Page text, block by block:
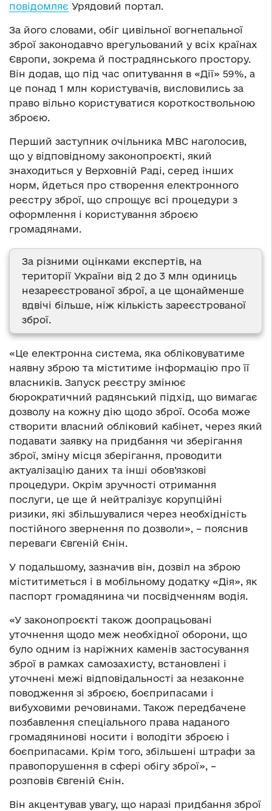
повідомляє Урядовий портал.
За його словами, обіг цивільної вогнепальної
зброї законодавчо врегульований у всіх країнах
Європи, зокрема й пострадянського простору.
Він додав, що під час опитування в «Дії» 59%, а
це понад 1 млн користувачів, висловились за
право вільно користуватися короткоствольною
зброєю.
Перший заступник очільника МВС наголосив,
що у відповідному законопроєкті, який
знаходиться у Верховній Раді, серед інших
норм, йдеться про створення електронного
реєстру зброї, що спрощує всі процедури з
оформлення і користування зброєю
громадянами.
За різними оцінками експертів, на
території України від 2 до 3 млн одиниць
незареєстрованої зброї, а це щонайменше
вдвічі більше, ніж кількість зареєстрованої
зброї.
«Це електронна система, яка обліковуватиме
наявну зброю та міститиме інформацію про її
власників. Запуск реєстру змінює
бюрократичний радянський підхід, що вимагає
дозволу на кожну дію щодо зброї. Особа може
створити власний обліковий кабінет, через який
подавати заявку на придбання чи зберігання
зброї, зміну місця зберігання, проводити
актуалізацію даних та інші обов’язкові
процедури. Окрім зручності отримання
послуги, це ще й нейтралізує корупційні
ризики, які збільшувалися через необхідність
постійного звернення по дозволи», – пояснив
переваги Євгеній Єнін.
У подальшому, зазначив він, дозвіл на зброю
міститиметься і в мобільному додатку «Дія», як
паспорт громадянина чи посвідченням водія.
«У законопроєкті також доопрацьовані
уточнення щодо меж необхідної оборони, що
було одним із наріжних каменів застосування
зброї в рамках самозахисту, встановлені і
уточнені межі відповідальності за незаконне
поводження зі зброєю, боєприпасами і
вибуховими речовинами. Також передбачене
позбавлення спеціального права наданого
громадянинові носити і володіти зброєю і
боєприпасами. Крім того, збільшені штрафи за
правопорушення в сфері обігу зброї», –
розповів Євгеній Єнін.
Він акцентував увагу, що наразі придбання зброї